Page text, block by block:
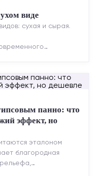
виде
сухая и сырая.
панно: что
эффект, но
эталоном
благородная